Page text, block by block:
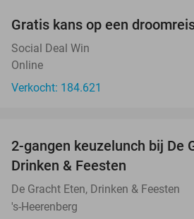
Gratis kans op een
Social Deal Win
Online
Verkocht: 184.621
2-gangen keuzelunch bij De
Drinken & Feesten
De Gracht Eten, Drinken & Feesten
's-Heerenberg